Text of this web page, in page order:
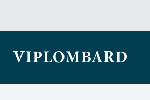
VIPLOMBARD